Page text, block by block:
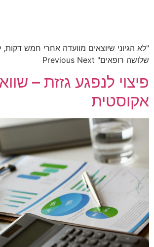
"לא הגיוני שיוצאים מוועדה אחרי חמש
שלושה רופאים" Previous Next
פיצוי לנפגע גזזת –
אקוסטית